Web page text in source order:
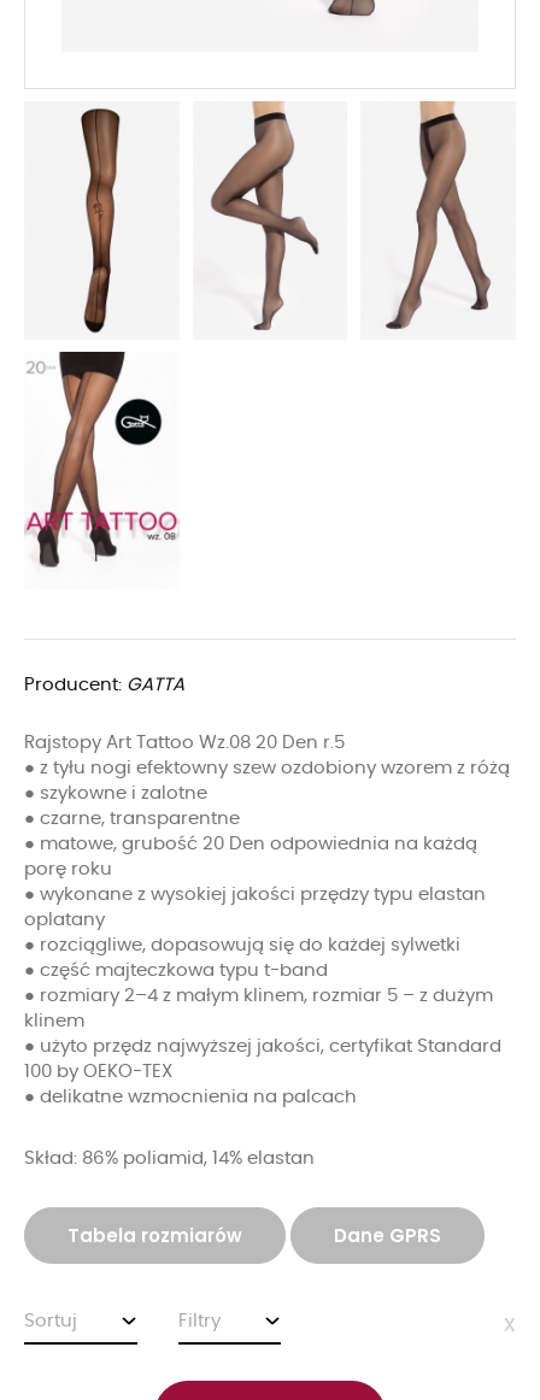
Producent: GATTA
Rajstopy Art Tattoo Wz.08 20 Den r.5
● z tyłu nogi efektowny szew ozdobiony wzorem z różą
● szykowne i zalotne
● czarne, transparentne
● matowe, grubość 20 Den odpowiednia na każdą
porę roku
● wykonane z wysokiej jakości przędzy typu elastan
oplatany
● rozciągliwe, dopasowują się do każdej sylwetki
● część majteczkowa typu t-band
● rozmiary 2–4 z małym klinem, rozmiar 5 – z dużym
klinem
● użyto przędz najwyższej jakości, certyfikat Standard
100 by OEKO-TEX
● delikatne wzmocnienia na palcach
Skład: 86% poliamid, 14% elastan
Tabela rozmiarów Dane GPRS
Sortuj Filtry x